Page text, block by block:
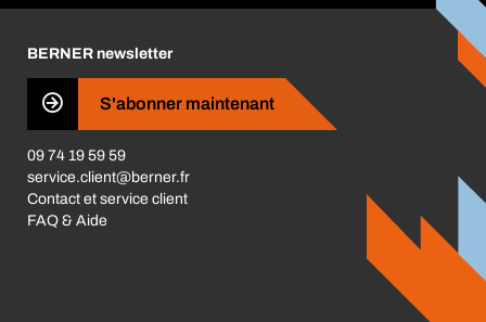
Catégories produits
Les magasins BERNER
Presse
Business Conduct
BERNER newsletter
S'abonner maintenant
09 74 19 59 59
service.client@berner.fr
Contact et service client
FAQ & Aide